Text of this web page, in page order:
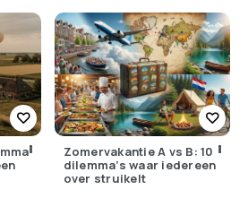
Zomervakantie A vs B: 10
dilemma’s waar iedereen
over struikelt